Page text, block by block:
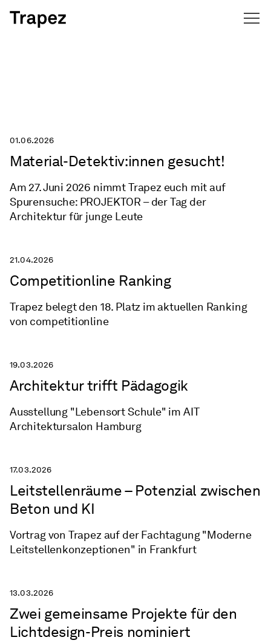
01.06.2026
Material-Detektiv:innen gesucht!
Am 27. Juni 2026 nimmt Trapez euch mit auf
Spurensuche: PROJEKTOR – der Tag der
Architektur für junge Leute
21.04.2026
Competitionline Ranking
Trapez belegt den 18. Platz im aktuellen Ranking
von competitionline
19.03.2026
Architektur trifft Pädagogik
Ausstellung "Lebensort Schule" im AIT
Architektursalon Hamburg
17.03.2026
Leitstellenräume – Potenzial zwischen
Beton und KI
Vortrag von Trapez auf der Fachtagung "Moderne
Leitstellenkonzeptionen" in Frankfurt
13.03.2026
Zwei gemeinsame Projekte für den
Lichtdesign-Preis nominiert